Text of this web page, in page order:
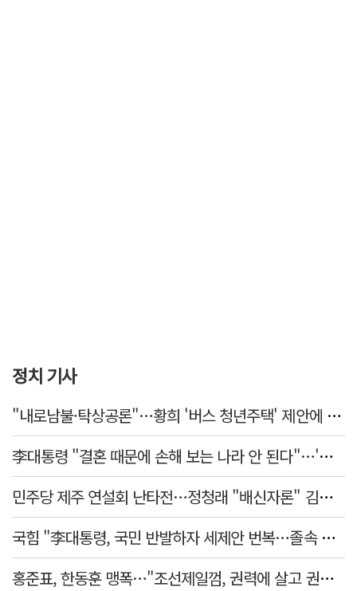
정치 기사
"내로남불·탁상공론"…황희 '버스 청년주택' 제안에 與 내부서도 쓴소리
李대통령 "결혼 때문에 손해 보는 나라 안 된다"…'결혼 페널티' 22개 손본다
민주당 제주 연설회 난타전…정청래 "배신자론" 김민석 "관리 무능"
국힘 "李대통령, 국민 반발하자 세제안 번복…졸속 국정 즉각 중단"
홍준표, 한동훈 맹폭…"조선제일껌, 권력에 살고 권력에 죽었다"